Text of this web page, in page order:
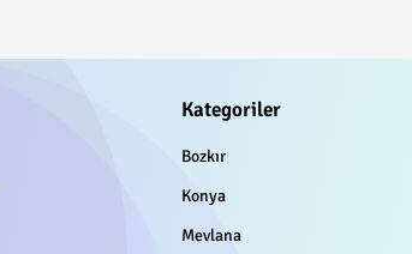
Kategoriler
Bozkır
Konya
Mevlana